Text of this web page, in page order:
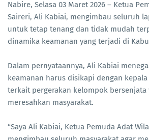
Nabire, Selasa 03 Maret 2026 – Ketua
Saireri, Ali Kabiai, mengimbau seluruh
untuk tetap tenang dan tidak mudah
dinamika keamanan yang terjadi di
Dalam pernyataannya, Ali Kabiai
keamanan harus disikapi dengan
terkait pergerakan kelompok bersenjata
meresahkan masyarakat.
“Saya Ali Kabiai, Ketua Pemuda Adat